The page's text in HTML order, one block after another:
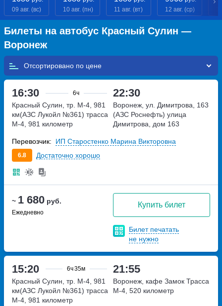
09 авг. (вс)
10 авг. (пн)
11 авг. (вт)
12 авг. (ср)
Билеты на автобус Красный Сулин —
Воронеж
Отсортировано по
16:30 6ч 22:30
~ 1 680 руб.
Ежедневно
Купить билет
Билет печатать
не нужно
Красный Сулин, тр. М-4, 981
км(АЗС Лукойл №361) трасса
М-4, 981 километр
Воронеж, ул. Димитрова, 163
(АЗС Роснефть) улица
Димитрова, дом 163
6.8 Достаточно хорошо
Перевозчик: ИП Старостенко Марина Викторовна
15:20 6ч35м 21:55
Красный Сулин, тр. М-4, 981
км(АЗС Лукойл №361) трасса
М-4, 981 километр
Воронеж, кафе Замок Трасса
М-4, 520 километр